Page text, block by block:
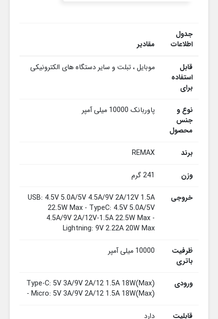
جدول
اطلاعات
مقادیر
قابل
استفاده
برای
موبایل ، تبلت و سایر دستگاه های الکترونیکی
نوع و
جنس
محصول
پاوربانک 10000 میلی آمپر
برند
REMAX
وزن
241 گرم
خروجی
USB: 4.5V 5.0A/5V 4.5A/9V 2A/12V 1.5A
22.5W Max - TypeC: 4.5V 5.0A/5V
4.5A/9V 2A/12V-1.5A 22.5W Max -
Lightning: 9V 2.22A 20W Max
ظرفیت
باتری
10000 میلی آمپر
ورودی
Type-C: 5V 3A/9V 2A/12 1.5A 18W(Max)
- Micro: 5V 3A/9V 2A/12 1.5A 18W(Max)
قابلیت
دارد